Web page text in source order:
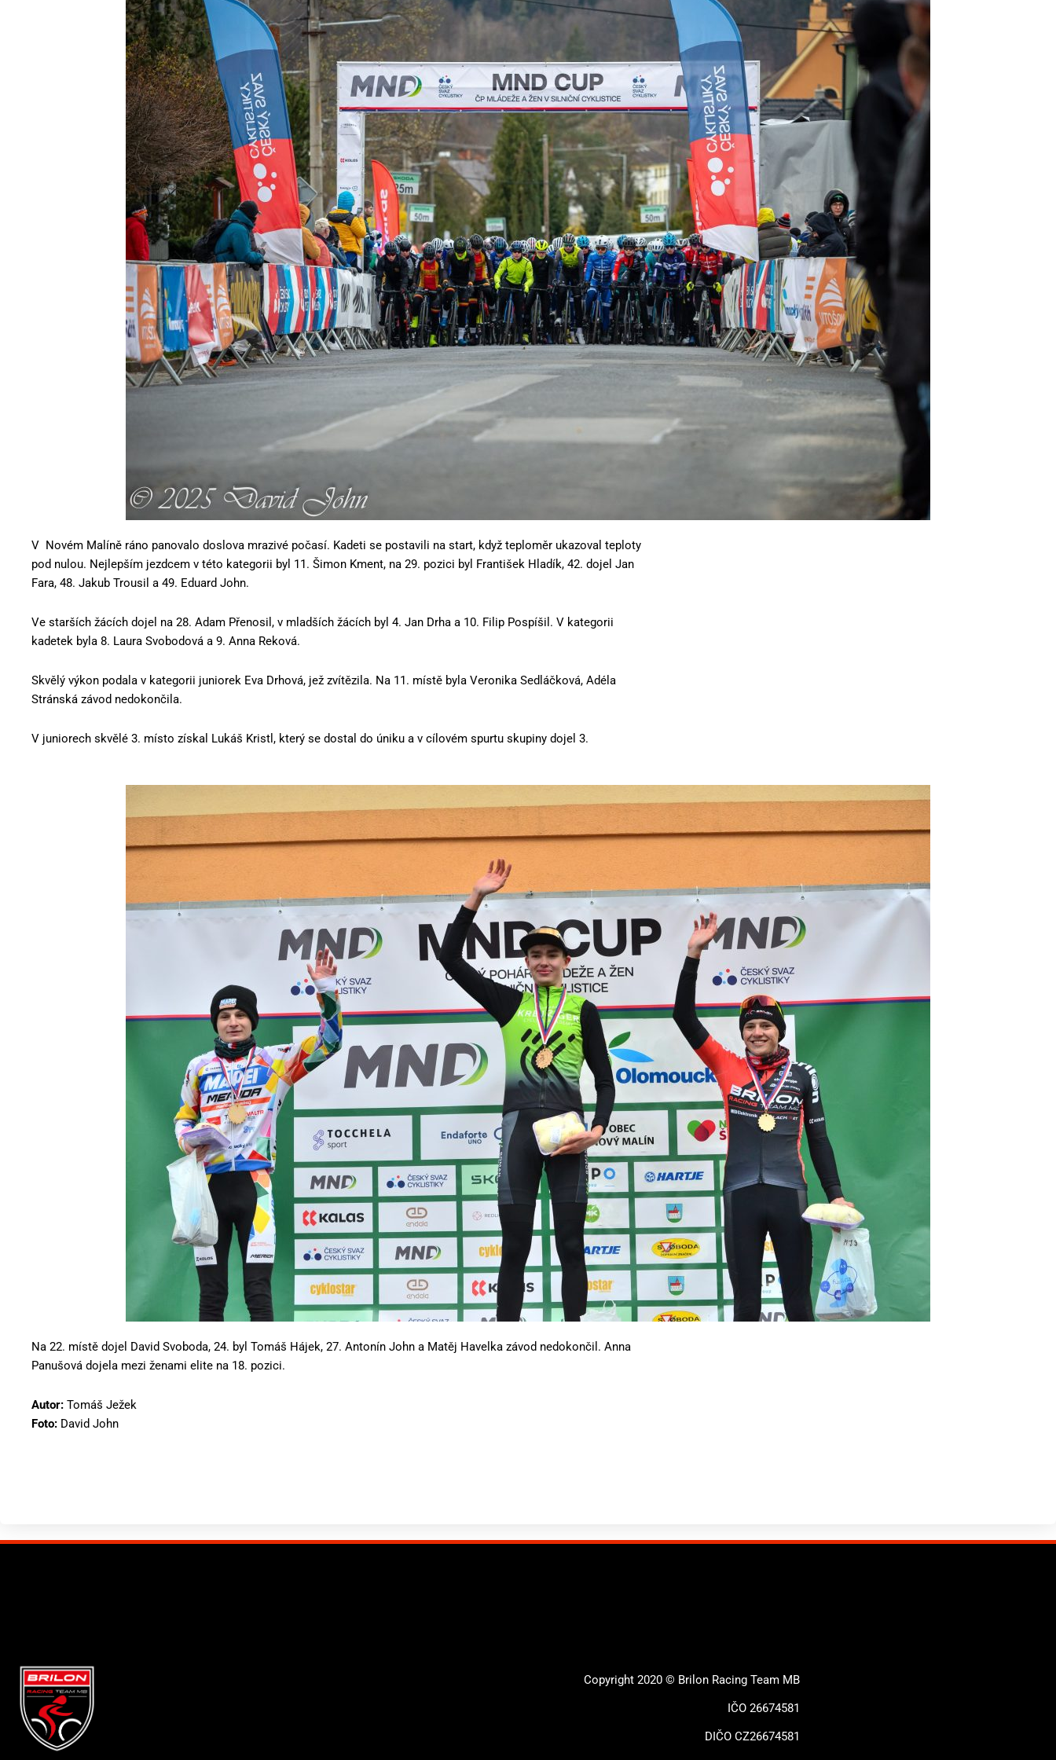
V Novém Malíně ráno panovalo doslova mrazivé počasí. Kadeti se postavili na start, když teploměr ukazoval teploty
pod nulou. Nejlepším jezdcem v této kategorii byl 11. Šimon Kment, na 29. pozici byl František Hladík, 42. dojel Jan
Fara, 48. Jakub Trousil a 49. Eduard John.
Ve starších žácích dojel na 28. Adam Přenosil, v mladších žácích byl 4. Jan Drha a 10. Filip Pospíšil. V kategorii
kadetek byla 8. Laura Svobodová a 9. Anna Reková.
Skvělý výkon podala v kategorii juniorek Eva Drhová, jež zvítězila. Na 11. místě byla Veronika Sedláčková, Adéla
Stránská závod nedokončila.
V juniorech skvělé 3. místo získal Lukáš Kristl, který se dostal do úniku a v cílovém spurtu skupiny dojel 3.
Na 22. místě dojel David Svoboda, 24. byl Tomáš Hájek, 27. Antonín John a Matěj Havelka závod nedokončil. Anna
Panušová dojela mezi ženami elite na 18. pozici.
Autor: Tomáš Ježek
Foto: David John
Copyright 2020 © Brilon Racing Team MB
IČO 26674581
DIČO CZ26674581